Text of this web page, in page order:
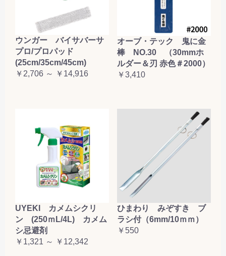
ウンガー バイサバーサ
プロ/プロパッド
(25cm/35cm/45cm)
￥2,706 ～ ￥14,916
オーブ・テック 鬼に金
棒 NO.30 （30mmホ
ルダー＆刃 赤色＃2000）
￥3,410
UYEKI カメムシクリ
ン (250ｍL/4L) カメム
シ忌避剤
￥1,321 ～ ￥12,342
ひまわり みぞすき ブ
ラシ付（6mm/10ｍｍ）
￥550